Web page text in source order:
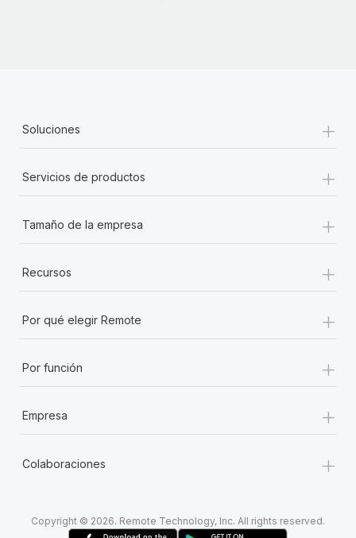
Soluciones +
Servicios de productos +
Tamaño de la empresa +
Recursos +
Por qué elegir Remote +
Por función +
Empresa +
Colaboraciones +
Copyright © 2026. Remote Technology, Inc. All rights reserved.